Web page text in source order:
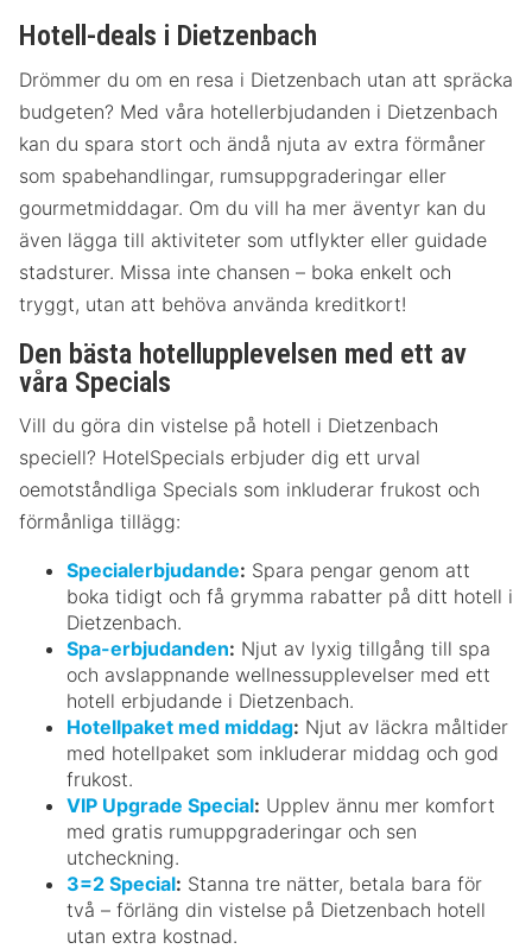
Hotell-deals i Dietzenbach
Drömmer du om en resa i Dietzenbach utan att spräcka
budgeten? Med våra hotellerbjudanden i Dietzenbach
kan du spara stort och ändå njuta av extra förmåner
som spabehandlingar, rumsuppgraderingar eller
gourmetmiddagar. Om du vill ha mer äventyr kan du
även lägga till aktiviteter som utflykter eller guidade
stadsturer. Missa inte chansen – boka enkelt och
tryggt, utan att behöva använda kreditkort!
Den bästa hotellupplevelsen med ett av
våra Specials
Vill du göra din vistelse på hotell i Dietzenbach
speciell? HotelSpecials erbjuder dig ett urval
oemotståndliga Specials som inkluderar frukost och
förmånliga tillägg:
Specialerbjudande: Spara pengar genom att
boka tidigt och få grymma rabatter på ditt hotell i
Dietzenbach.
Spa-erbjudanden: Njut av lyxig tillgång till spa
och avslappnande wellnessupplevelser med ett
hotell erbjudande i Dietzenbach.
Hotellpaket med middag: Njut av läckra måltider
med hotellpaket som inkluderar middag och god
frukost.
VIP Upgrade Special: Upplev ännu mer komfort
med gratis rumuppgraderingar och sen
utcheckning.
3=2 Special: Stanna tre nätter, betala bara för
två – förläng din vistelse på Dietzenbach hotell
utan extra kostnad.